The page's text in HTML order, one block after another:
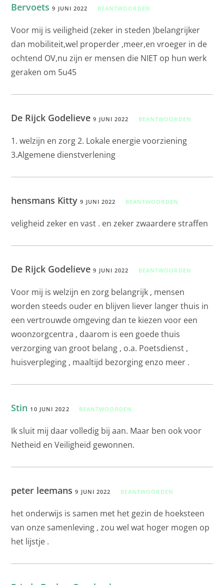
Bervoets 9 JUNI 2022 BEANTWOORDEN
Voor mij is veiligheid (zeker in steden )belangrijker
dan mobiliteit,wel properder ,meer,en vroeger in de
ochtend OV,nu zijn er mensen die NIET op hun werk
geraken om 5u45
De Rijck Godelieve9 JUNI 2022 BEANTWOORDEN
1. welzijn en zorg 2. Lokale energie voorziening
3.Algemene dienstverlening
hensmans Kitty9 JUNI 2022 BEANTWOORDEN
veligheid zeker en vast . en zeker zwaardere straffen
De Rijck Godelieve9 JUNI 2022 BEANTWOORDEN
Voor mij is welzijn en zorg belangrijk , mensen
worden steeds ouder en blijven liever langer thuis in
een vertrouwde omgeving dan te kiezen voor een
woonzorgcentra , daarom is een goede thuis
verzorging van groot belang , o.a. Poetsdienst ,
huisverpleging , maaltijd bezorging enzo meer .
Stin 10 JUNI 2022 BEANTWOORDEN
Ik sluit mij daar volledig bij aan. Maar ben ook voor
Netheid en Veiligheid gewonnen.
peter leemans9 JUNI 2022 BEANTWOORDEN
het onderwijs is samen met het gezin de hoeksteen
van onze samenleving , zou wel wat hoger mogen op
het lijstje .